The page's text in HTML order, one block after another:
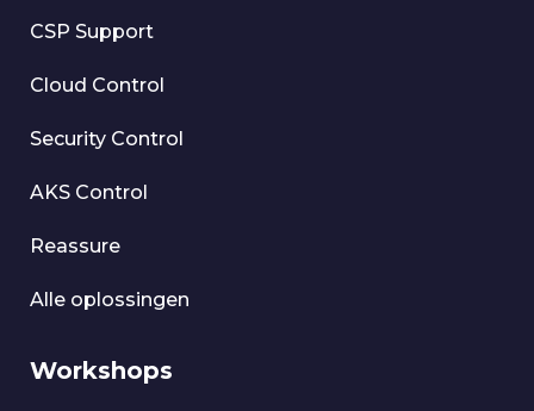
CSP Support
Cloud Control
Security Control
AKS Control
Reassure
Alle oplossingen
Workshops